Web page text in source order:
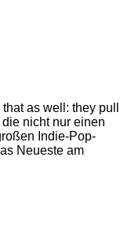
as well: they pull
nicht nur einen
Indie-Pop-
Neueste am